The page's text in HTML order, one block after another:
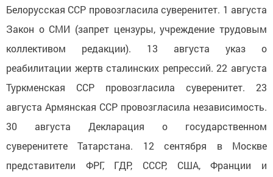
Белорусская ССР провозгласила суверенитет. 1 августа
Закон о СМИ (запрет цензуры, учреждение трудовым
коллективом редакции). 13 августа указ о
реабилитации жертв сталинских репрессий. 22 августа
Туркменская ССР провозгласила суверенитет. 23
августа Армянская ССР провозгласила независимость.
30 августа Декларация о государственном
суверенитете Татарстана. 12 сентября в Москве
представители ФРГ, ГДР, СССР, США, Франции и